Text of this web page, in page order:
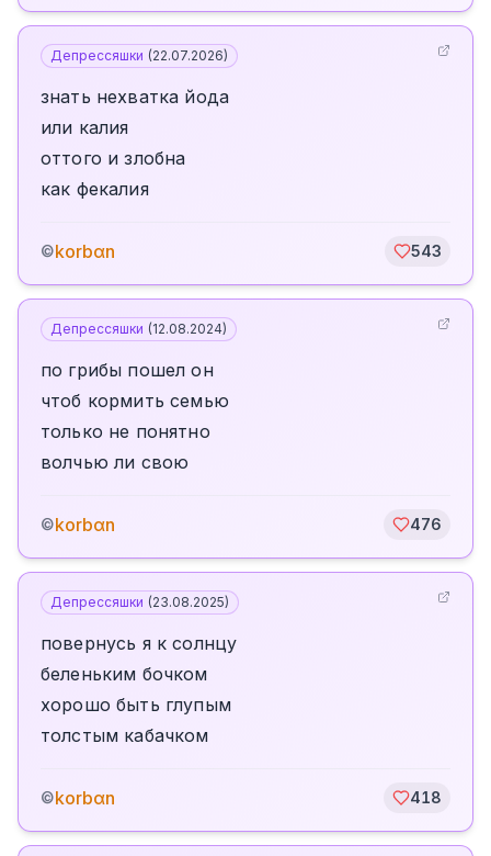
Депрессяшки (22.07.2026)
знать нехватка йода
или калия
оттого и злобна
как фекалия
©korbαn 543
Депрессяшки (12.08.2024)
по грибы пошел он
чтоб кормить семью
только не понятно
волчью ли свою
©korbαn 476
Депрессяшки (23.08.2025)
повернусь я к солнцу
беленьким бочком
хорошо быть глупым
толстым кабачком
©korbαn 418